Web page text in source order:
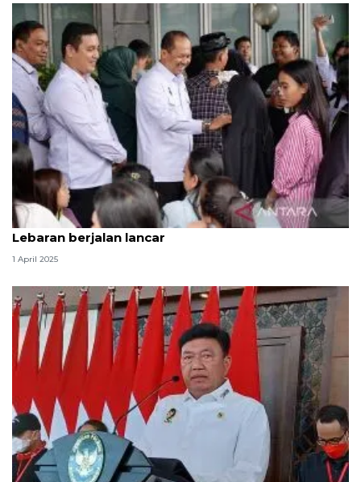
Pemerintah pastikan layanan LP Cipinang selama
Lebaran berjalan lancar
1 April 2025